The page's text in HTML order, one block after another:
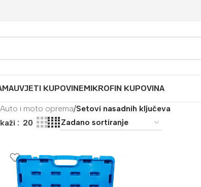
UVJETI KUPOVINEMIKROFIN KUPOVINA
i moto oprema/Setovi nasadnih ključeva
20